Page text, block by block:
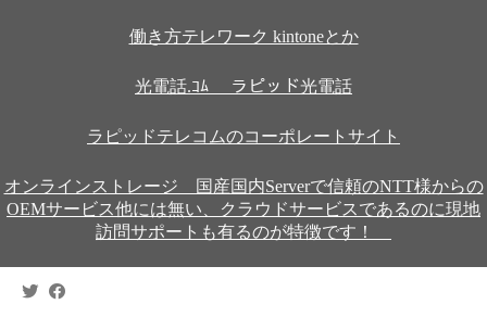
働き方テレワーク kintoneとか
光電話.ｺﾑ ラピッド光電話
ラピッドテレコムのコーポレートサイト
オンラインストレージ 国産国内Serverで信頼のNTT様からの
OEMサービス他には無い、クラウドサービスであるのに現地
訪問サポートも有るのが特徴です！